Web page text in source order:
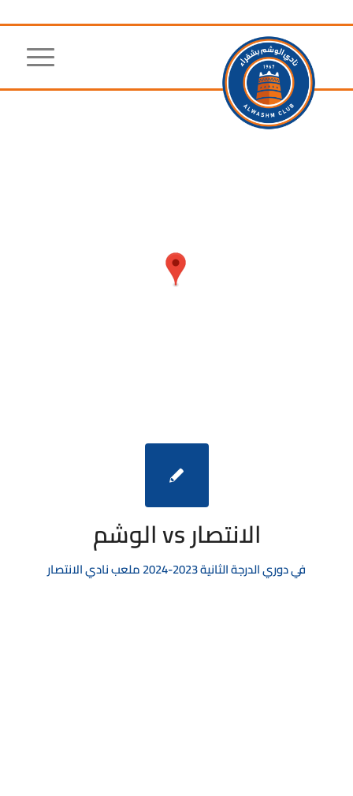
الانتصار vs الوشم
فيدوري الدرجة الثانية2023-2024 ملعب نادي الانتصار